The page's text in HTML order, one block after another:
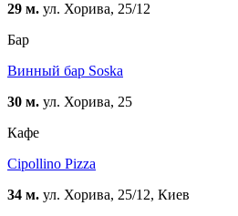
29 м. ул. Хорива, 25/12
Бар
Винный бар Soska
30 м. ул. Хорива, 25
Кафе
Cipollino Pizza
34 м. ул. Хорива, 25/12, Киев